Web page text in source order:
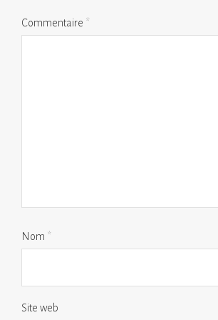
Commentaire *
Nom *
Site web